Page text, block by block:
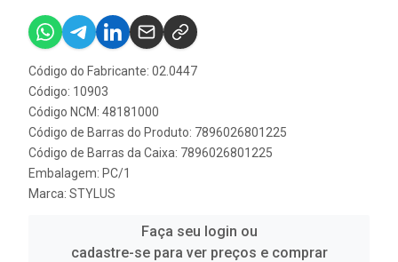
Código do Fabricante: 02.0447
Código: 10903
Código NCM: 48181000
Código de Barras do Produto: 7896026801225
Código de Barras da Caixa: 7896026801225
Embalagem: PC/1
Marca: STYLUS
Faça seu login ou
cadastre-se para ver preços e comprar